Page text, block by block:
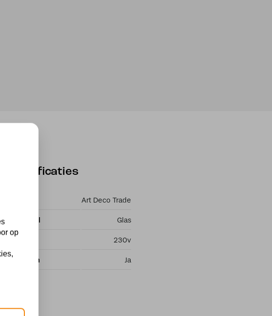
Specificaties
Art Deco Trade
Materiaal Glas
230v
Lichtbron Ja
op